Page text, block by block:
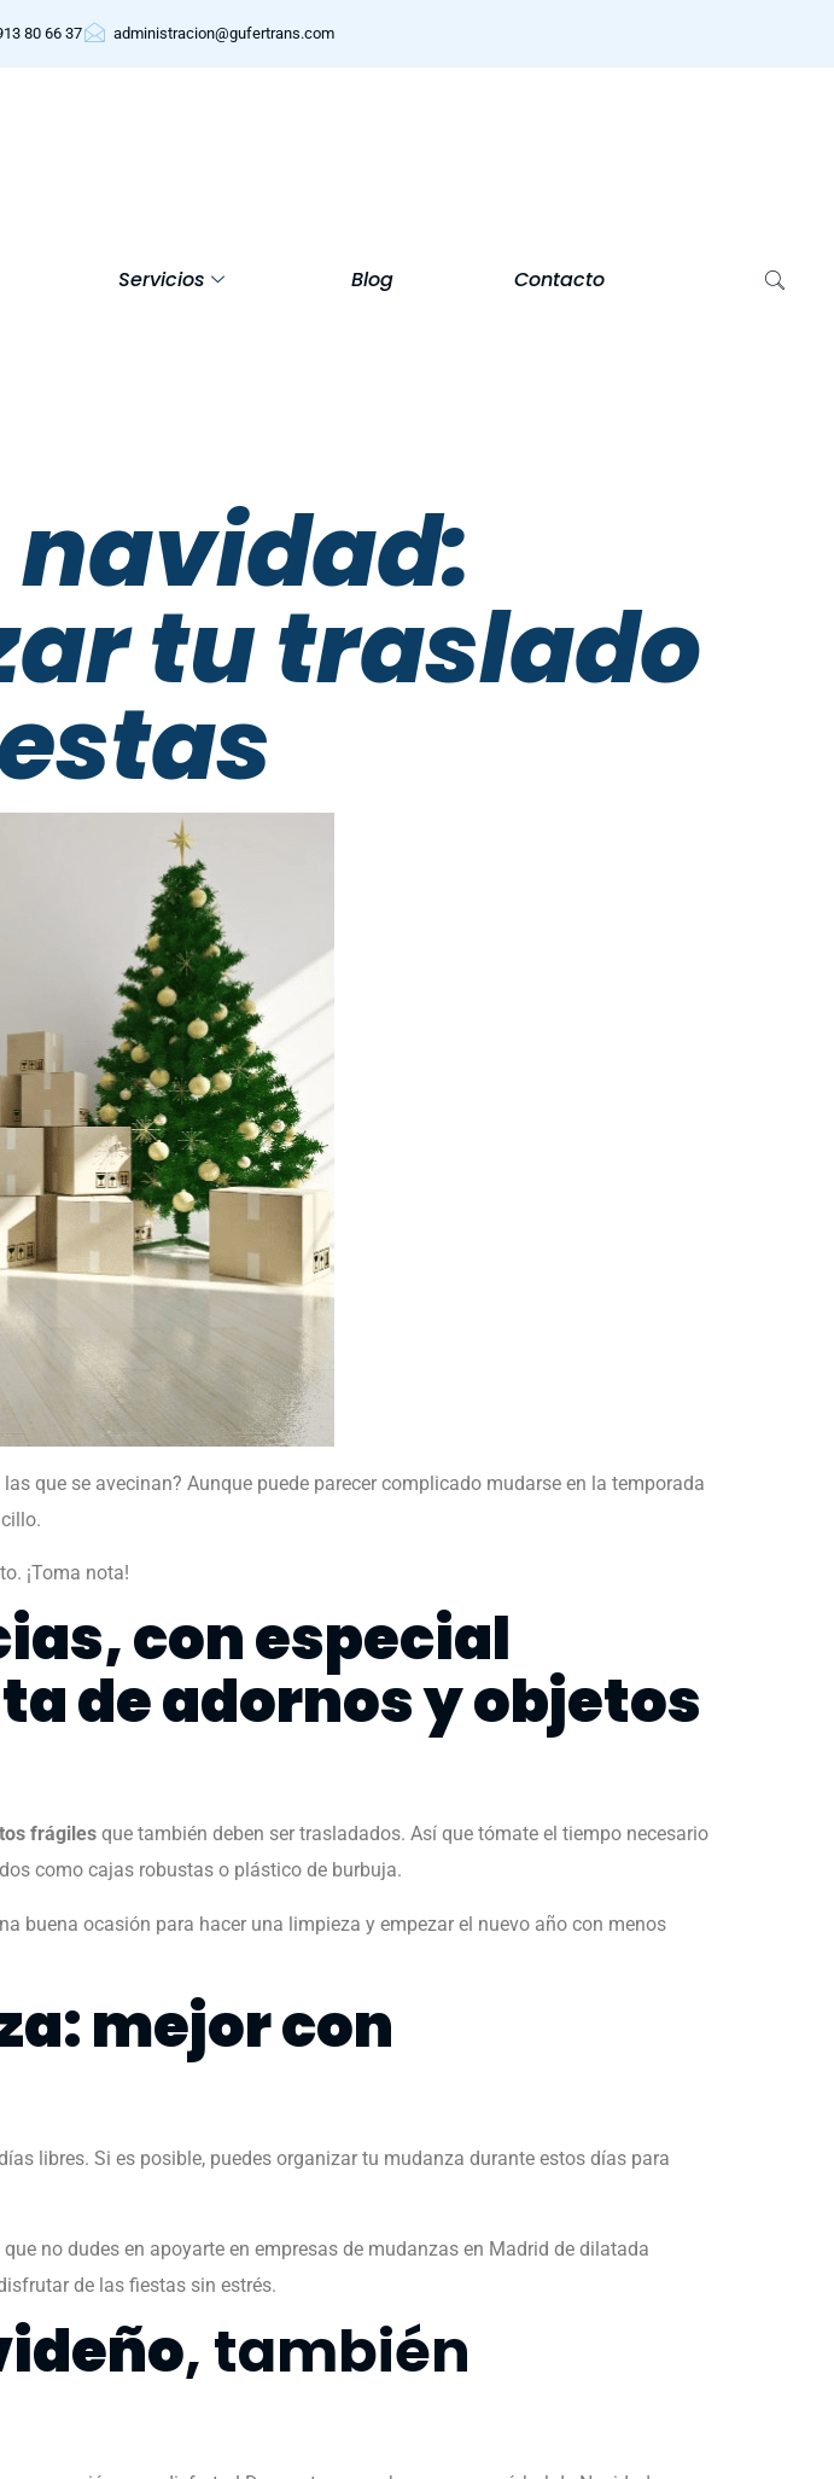
80 66 37 administracion@gufertrans.com
Servicios Blog Contacto
navidad:
tu traslado
que se avecinan? Aunque puede parecer complicado mudarse en la temporada
¡Toma nota!
con especial
de adornos y objetos
frágiles que también deben ser trasladados. Así que tómate el tiempo necesario
como cajas robustas o plástico de burbuja.
buena ocasión para hacer una limpieza y empezar el nuevo año con menos
mejor con
libres. Si es posible, puedes organizar tu mudanza durante estos días para
no dudes en apoyarte en empresas de mudanzas en Madrid de dilatada
de las fiestas sin estrés.
, también